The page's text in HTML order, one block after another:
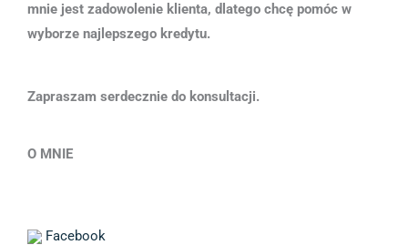
mnie jest zadowolenie klienta, dlatego chcę pomóc w
wyborze najlepszego kredytu.
Zapraszam serdecznie do konsultacji.
O MNIE
Facebook